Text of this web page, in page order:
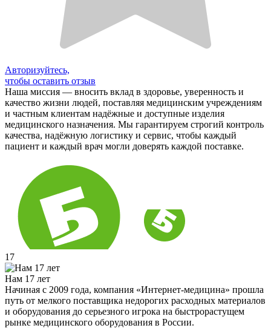
Авторизуйтесь,
чтобы оставить отзыв
Наша миссия — вносить вклад в здоровье, уверенность и
качество жизни людей, поставляя медицинским учреждениям
и частным клиентам надёжные и доступные изделия
медицинского назначения. Мы гарантируем строгий контроль
качества, надёжную логистику и сервис, чтобы каждый
пациент и каждый врач могли доверять каждой поставке.
17
Нам 17 лет
Начиная с 2009 года, компания «Интернет-медицина» прошла
путь от мелкого поставщика недорогих расходных материалов
и оборудования до серьезного игрока на быстрорастущем
рынке медицинского оборудования в России.